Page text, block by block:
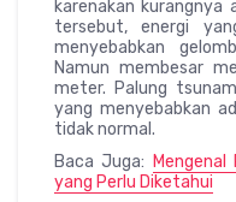
karenakan kurangnya
tersebut, energi
menyebabkan
Namun membesar
meter. Palung
yang menyebabkan
tidak normal.
Baca Juga:
yang Perlu Diketahui